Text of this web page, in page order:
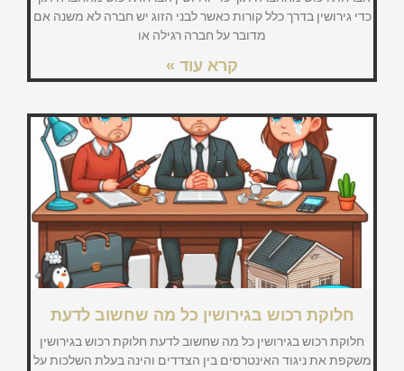
כדי גירושין בדרך כלל קורות כאשר לבני הזוג יש חברה לא משנה אם
מדובר על חברה רגילה או
קרא עוד »
חלוקת רכוש בגירושין כל מה שחשוב לדעת
חלוקת רכוש בגירושין כל מה שחשוב לדעת חלוקת רכוש בגירושין
משקפת את ניגוד האינטרסים בין הצדדים והינה בעלת השלכות על